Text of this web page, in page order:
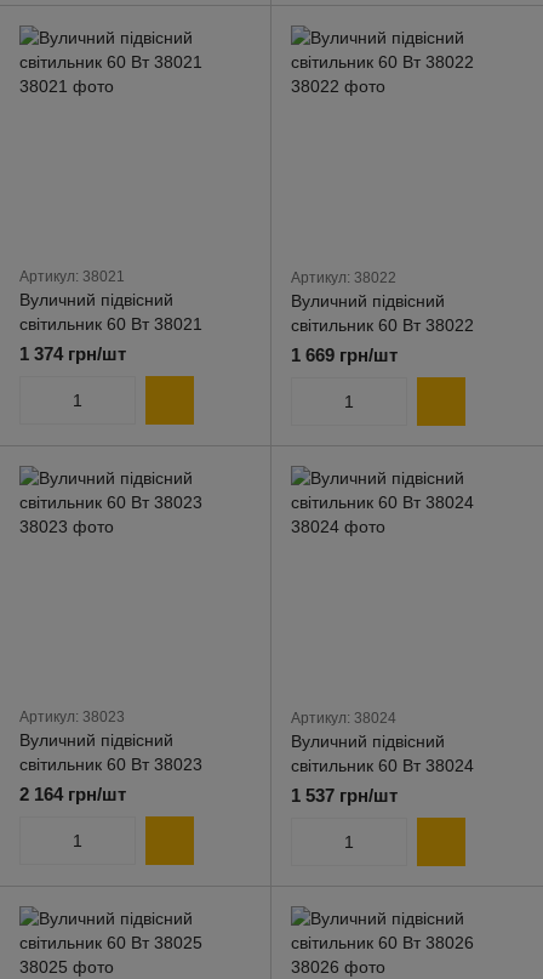
Артикул: 38021
Вуличний підвісний
світильник 60 Вт 38021
1 374 грн/шт
Артикул: 38022
Вуличний підвісний
світильник 60 Вт 38022
1 669 грн/шт
Артикул: 38023
Вуличний підвісний
світильник 60 Вт 38023
2 164 грн/шт
Артикул: 38024
Вуличний підвісний
світильник 60 Вт 38024
1 537 грн/шт